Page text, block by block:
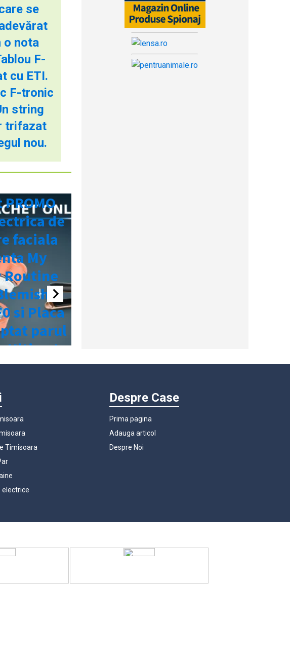
se
o nota
F-
cu ETI.
F-tronic
string
trifazat
nou.
Timisoara
electrice
Despre Case
Prima pagina
Adauga articol
Despre Noi